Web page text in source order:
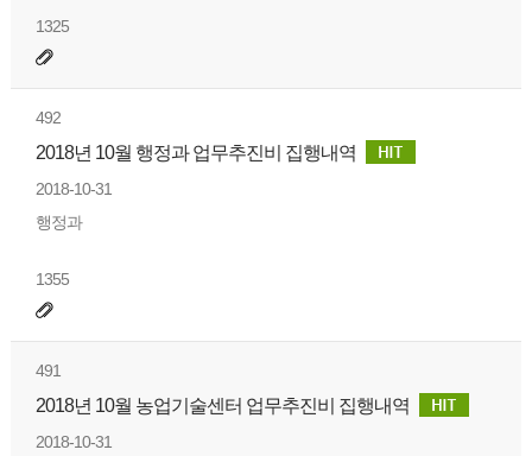
1325
492
2018년 10월 행정과 업무추진비 집행내역
2018-10-31
행정과
1355
491
2018년 10월 농업기술센터 업무추진비 집행내역
2018-10-31